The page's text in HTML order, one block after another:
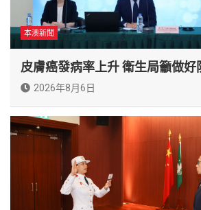
本澳新聞
皮膚癌發病率上升 衛生局籲做好
2026年8月6日